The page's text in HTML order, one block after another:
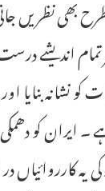
بھی نظریں
تمام اندیشے
کو نشانہ بنایا
۔ ایران کو
کی یہ